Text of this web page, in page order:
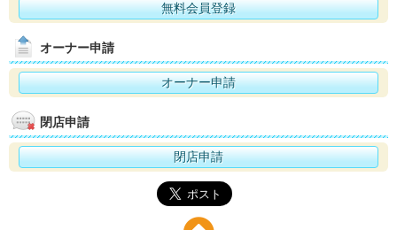
無料会員登録
オーナー申請
オーナー申請
閉店申請
閉店申請